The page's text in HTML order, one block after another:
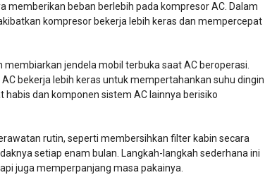
memberikan beban berlebih pada kompresor AC. Dalam
kompresor bekerja lebih keras dan mempercepat
jendela mobil terbuka saat AC beroperasi.
bekerja lebih keras untuk mempertahankan suhu dingin
dan komponen sistem AC lainnya berisiko
rutin, seperti membersihkan filter kabin secara
setiap enam bulan. Langkah-langkah sederhana ini
juga memperpanjang masa pakainya.